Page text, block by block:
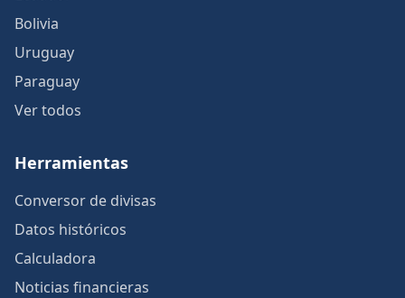
Bolivia
Uruguay
Paraguay
Ver todos
Herramientas
Conversor de divisas
Datos históricos
Calculadora
Noticias financieras